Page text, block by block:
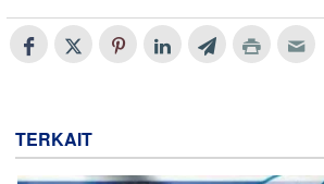
TERKAIT